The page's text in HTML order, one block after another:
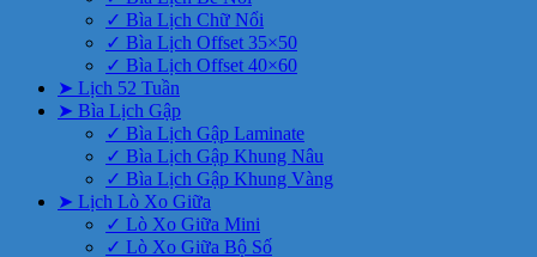
✓ Bìa Lịch Chữ Nổi
✓ Bìa Lịch Offset 35×50
✓ Bìa Lịch Offset 40×60
➤ Lịch 52 Tuần
➤ Bìa Lịch Gập
✓ Bìa Lịch Gập Laminate
✓ Bìa Lịch Gập Khung Nâu
✓ Bìa Lịch Gập Khung Vàng
➤ Lịch Lò Xo Giữa
✓ Lò Xo Giữa Mini
✓ Lò Xo Giữa Bộ Số